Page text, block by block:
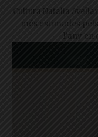
Cultura Natalia
més estimades
l'any